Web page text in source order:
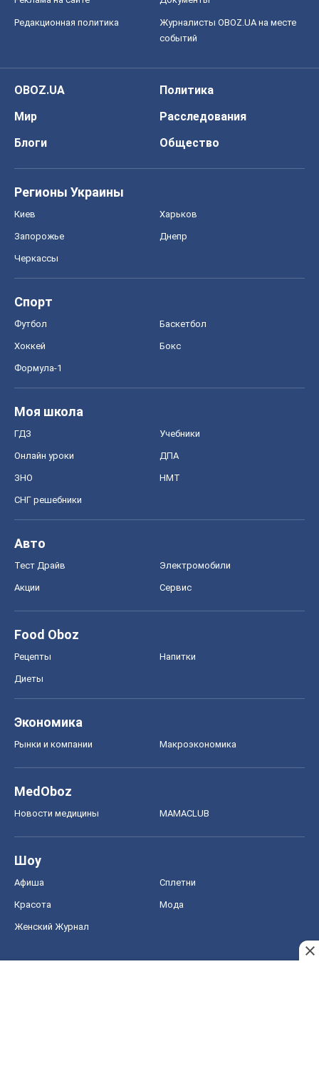
Редакционная политика
Журналисты OBOZ.UA на месте
событий
OBOZ.UA
Политика
Мир
Расследования
Блоги
Общество
Регионы Украины
Киев Харьков
Запорожье Днепр
Черкассы
Спорт
Футбол Баскетбол
Хоккей Бокс
Формула-1
Моя школа
ГДЗ Учебники
Онлайн уроки ДПА
ЗНО НМТ
СНГ решебники
Авто
Тест Драйв Электромобили
Акции Сервис
Food Oboz
Рецепты Напитки
Диеты
Экономика
Рынки и компании Mакроэкономика
MedOboz
Новости медицины MAMACLUB
Шоу
Афиша Сплетни
Красота Мода
Женский Журнал